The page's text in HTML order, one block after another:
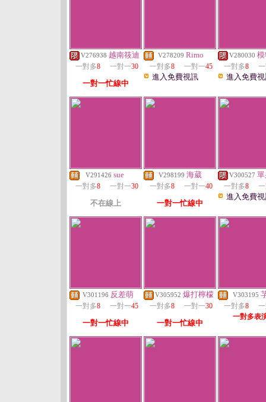
V276938 越南筱迪
一對多8 一對一30
一對一忙線中
V278209 Rimo
一對多8 一對一45
進入免費視訊
V280030
一對多8
進入免費
V291426 sue
一對多8 一對一30
不在線上
V298199 海葳
一對多8 一對一40
一對一忙線中
V300527
一對多8
進入免費
V301196 反差萌
一對多8 一對一45
一對一忙線中
V305952 爆打檸檬
一對多8 一對一30
一對一忙線中
V303195
一對多8
一對多表